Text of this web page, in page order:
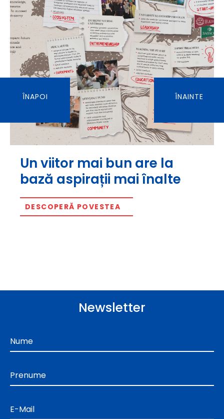
Un viitor mai bun are la
bază aspirații mai înalte
DESCOPERĂ POVESTEA
ÎNAPOI ÎNAINTE
Newsletter
Nume
Prenume
E-Mail